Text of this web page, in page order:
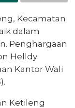
Kecamatan
dalam
Penghargaan
Helldy
Kantor Wali
Ketileng